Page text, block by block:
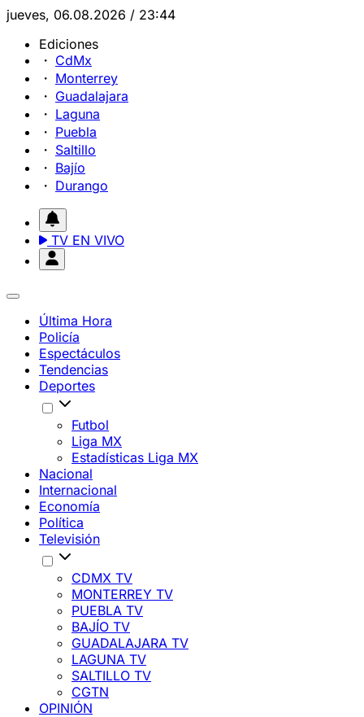
jueves, 06.08.2026 / 23:44
Ediciones
CdMx
Monterrey
Guadalajara
Laguna
Puebla
Saltillo
Bajío
Durango
TV EN VIVO
Última Hora
Policía
Espectáculos
Tendencias
Deportes
Futbol
Liga MX
Estadísticas Liga MX
Nacional
Internacional
Economía
Política
Televisión
CDMX TV
MONTERREY TV
PUEBLA TV
BAJÍO TV
GUADALAJARA TV
LAGUNA TV
SALTILLO TV
CGTN
OPINIÓN